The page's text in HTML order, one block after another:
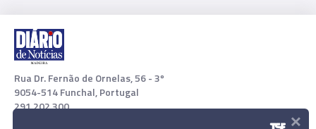
Rua Dr. Fernão de Ornelas, 56 - 3º
9054-514 Funchal, Portugal
291 202 300
×